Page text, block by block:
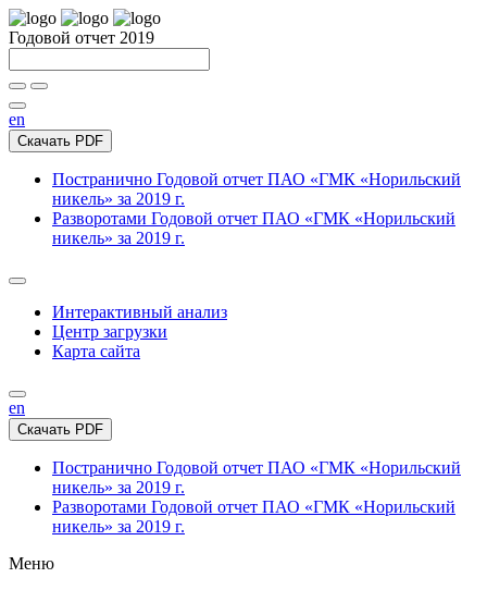
Годовой отчет 2019
en
Скачать PDF
Постранично Годовой отчет ПАО «ГМК «Норильский
никель» за 2019 г.
Разворотами Годовой отчет ПАО «ГМК «Норильский
никель» за 2019 г.
Интерактивный анализ
Центр загрузки
Карта сайта
en
Скачать PDF
Постранично Годовой отчет ПАО «ГМК «Норильский
никель» за 2019 г.
Разворотами Годовой отчет ПАО «ГМК «Норильский
никель» за 2019 г.
Меню